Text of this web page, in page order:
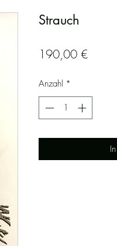
Strauch
190,00 €Preis
Anzahl *